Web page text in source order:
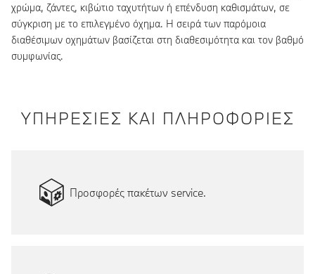
χρώμα, ζάντες, κιβώτιο ταχυτήτων ή επένδυση καθισμάτων, σε
σύγκριση με το επιλεγμένο όχημα. Η σειρά των παρόμοια
διαθέσιμων οχημάτων βασίζεται στη διαθεσιμότητα και τον βαθμό
συμφωνίας.
ΥΠΗΡΕΣΙΕΣ ΚΑΙ ΠΛΗΡΟΦΟΡΙΕΣ
Προσφορές πακέτων service.